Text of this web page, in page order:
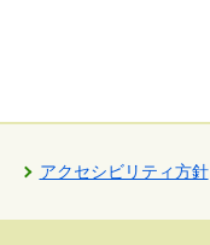
アクセシビリティ方針